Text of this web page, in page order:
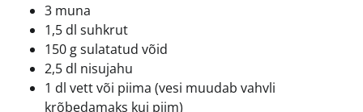
3 muna
1,5 dl suhkrut
150 g sulatatud võid
2,5 dl nisujahu
1 dl vett või piima (vesi muudab vahvli
krõbedamaks kui piim)